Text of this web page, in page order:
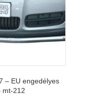
– EU engedélyes
mt-212